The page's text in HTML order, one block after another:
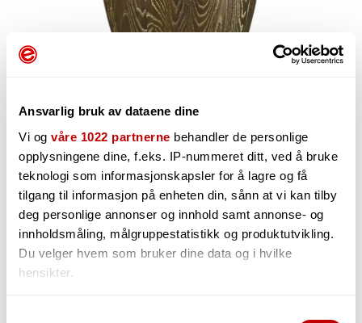
Ansvarlig bruk av dataene dine
Vi og våre 1022 partnerne behandler de personlige
opplysningene dine, f.eks. IP-nummeret ditt, ved å bruke
teknologi som informasjonskapsler for å lagre og få
tilgang til informasjon på enheten din, sånn at vi kan tilby
deg personlige annonser og innhold samt annonse- og
innholdsmåling, målgruppestatistikk og produktutvikling.
Du velger hvem som bruker dine data og i hvilke
hensikter.
10 235,-
- +